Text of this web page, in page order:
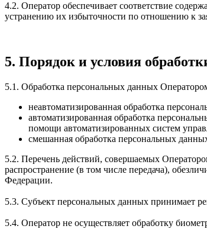
4.2. Оператор обеспечивает соответствие
устранению их избыточности по отношению к
5. Порядок и условия
5.1. Обработка персональных данных
неавтоматизированная обработка
автоматизированная обработка
помощи автоматизированных систем
смешанная обработка персональных
5.2. Перечень действий, совершаемых
распространение (в том числе передача),
Федерации.
5.3. Субъект персональных данных принимает
5.4. Оператор не осуществляет обработку